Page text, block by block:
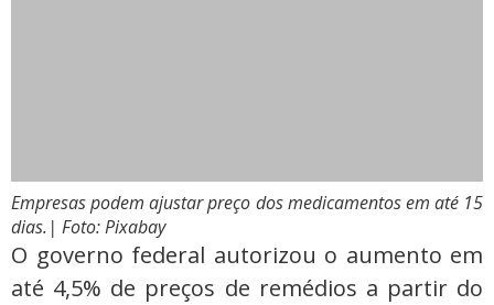
Empresas podem ajustar preço dos medicamentos em até 15
dias. | Foto: Pixabay
O governo federal autorizou o aumento em
até 4,5% de preços de remédios a partir do